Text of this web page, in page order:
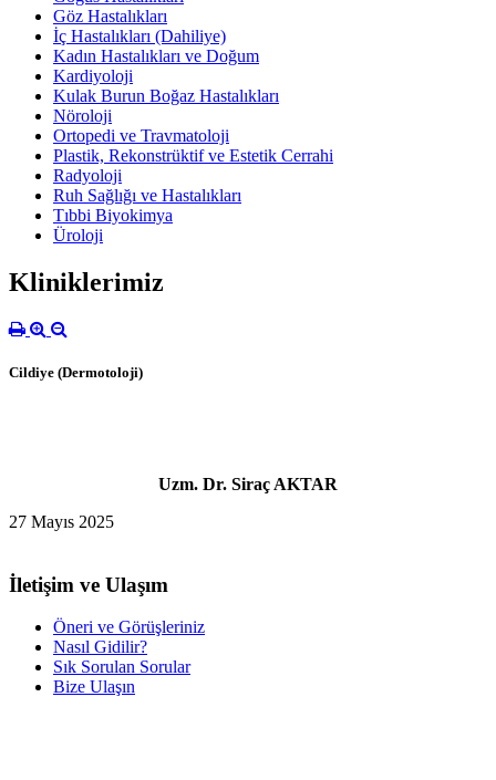
Göz Hastalıkları
İç Hastalıkları (Dahiliye)
Kadın Hastalıkları ve Doğum
Kardiyoloji
Kulak Burun Boğaz Hastalıkları
Nöroloji
Ortopedi ve Travmatoloji
Plastik, Rekonstrüktif ve Estetik Cerrahi
Radyoloji
Ruh Sağlığı ve Hastalıkları
Tıbbi Biyokimya
Üroloji
Kliniklerimiz
Cildiye (Dermotoloji)
Uzm. Dr. Siraç AKTAR
27 Mayıs 2025
İletişim ve Ulaşım
Öneri ve Görüşleriniz
Nasıl Gidilir?
Sık Sorulan Sorular
Bize Ulaşın